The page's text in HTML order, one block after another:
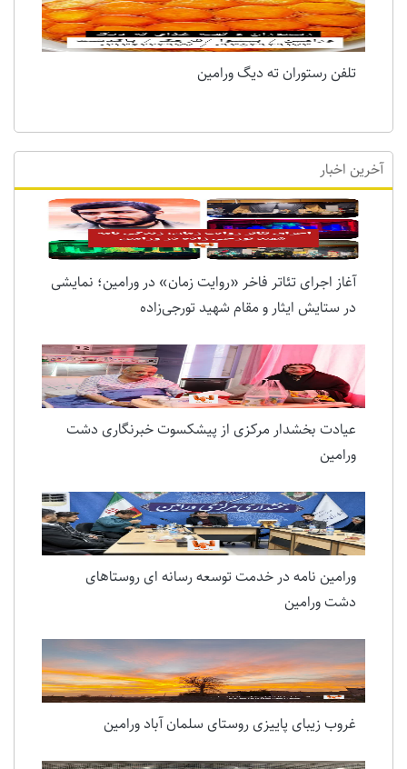
تلفن رستوران ته دیگ ورامین
آخرین اخبار
آغاز اجرای تئاتر فاخر «روایت زمان» در ورامین؛ نمایشی
در ستایش ایثار و مقام شهید تورجی‌زاده
عیادت بخشدار مرکزی از پیشکسوت خبرنگاری دشت
ورامین
ورامین نامه در خدمت توسعه رسانه ای روستاهای
دشت ورامین